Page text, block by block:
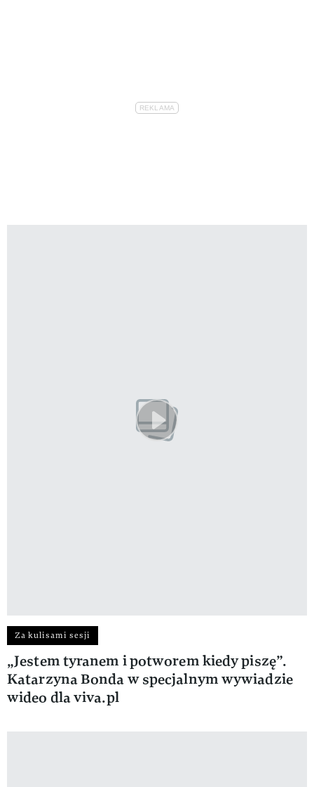
Za kulisami sesji
„Jestem tyranem i potworem kiedy piszę”.
Katarzyna Bonda w specjalnym wywiadzie
wideo dla viva.pl